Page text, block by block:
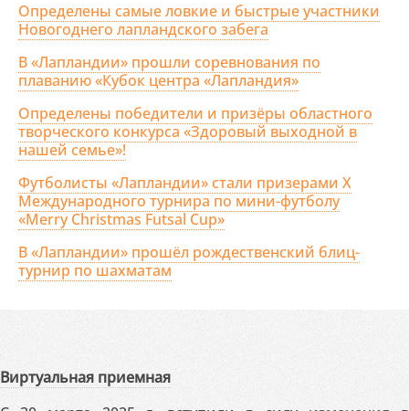
Определены самые ловкие и быстрые участники
Новогоднего лапландского забега
В «Лапландии» прошли соревнования по
плаванию «Кубок центра «Лапландия»
Определены победители и призёры областного
творческого конкурса «Здоровый выходной в
нашей семье»!
Футболисты «Лапландии» стали призерами X
Международного турнира по мини-футболу
«Merry Christmas Futsal Cup»
В «Лапландии» прошёл рождественский блиц-
турнир по шахматам
Виртуальная приемная